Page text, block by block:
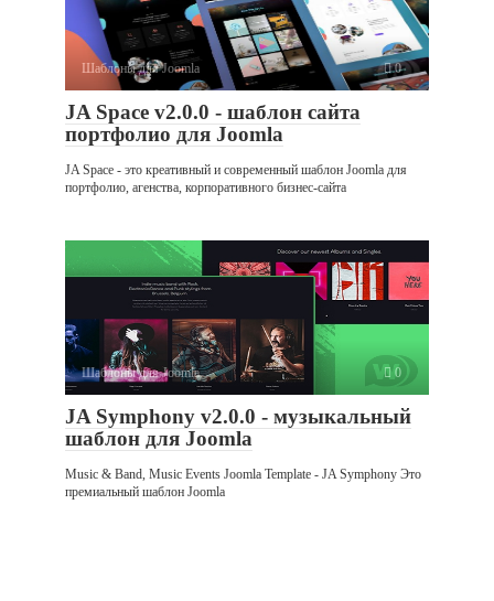
Шаблоны для Joomla 0
JA Space v2.0.0 - шаблон сайта
портфолио для Joomla
JA Space - это креативный и современный шаблон Joomla для
портфолио, агенства, корпоративного бизнес-сайта
Шаблоны для Joomla 0
JA Symphony v2.0.0 - музыкальный
шаблон для Joomla
Music & Band, Music Events Joomla Template - JA Symphony Это
премиальный шаблон Joomla